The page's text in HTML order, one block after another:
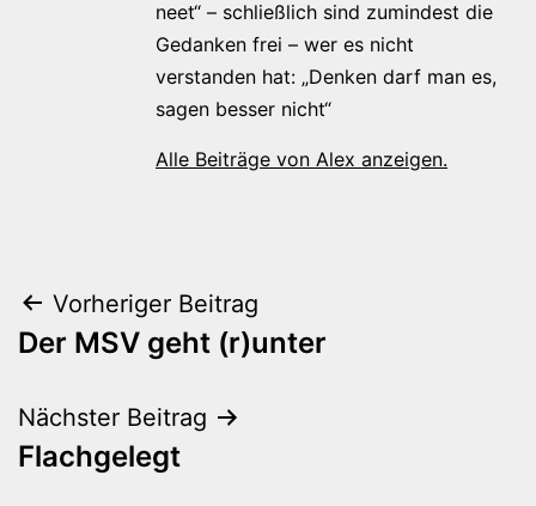
neet“ – schließlich sind zumindest die
Gedanken frei – wer es nicht
verstanden hat: „Denken darf man es,
sagen besser nicht“
Alle Beiträge von Alex anzeigen.
Beitragsnavigation
Vorheriger Beitrag
Der MSV geht (r)unter
Nächster Beitrag
Flachgelegt